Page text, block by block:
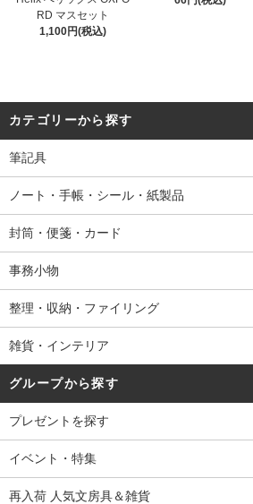
RD マスセット
1,100円(税込)
カテゴリーから探す
筆記具
ノート・手帳・シール・紙製品
封筒・便箋・カード
事務小物
整理・収納・ファイリング
雑貨・インテリア
グループから探す
プレゼントを探す
イベント・特集
再入荷 人気文房具＆雑貨